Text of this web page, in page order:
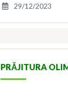
29/12/2023
PRĂJITURA